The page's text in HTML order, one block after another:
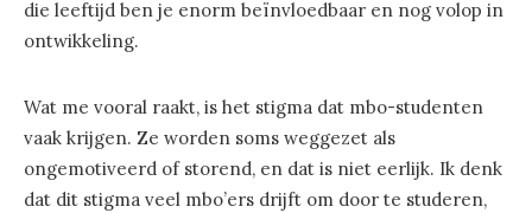
die leeftijd ben je enorm beïnvloedbaar en nog volop in
ontwikkeling.
Wat me vooral raakt, is het stigma dat mbo-studenten
vaak krijgen. Ze worden soms weggezet als
ongemotiveerd of storend, en dat is niet eerlijk. Ik denk
dat dit stigma veel mbo’ers drijft om door te studeren,